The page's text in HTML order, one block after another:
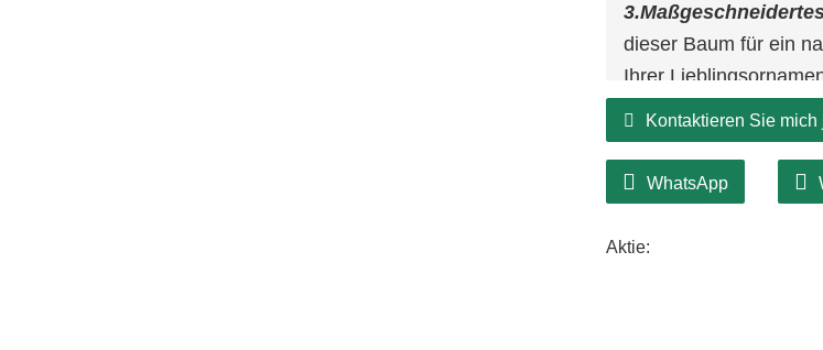
dieser Baum für ein
Ihrer
Texturen machen es
warme und festliche
4. Vielseitige
Umgebung und ist
Außenbereich. Seine
Kontaktieren Sie mich
WhatsApp
Aktie: